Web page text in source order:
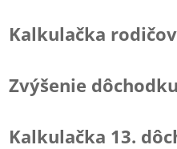
Kalkulačka
Zvýšenie
Kalkulačka 13.